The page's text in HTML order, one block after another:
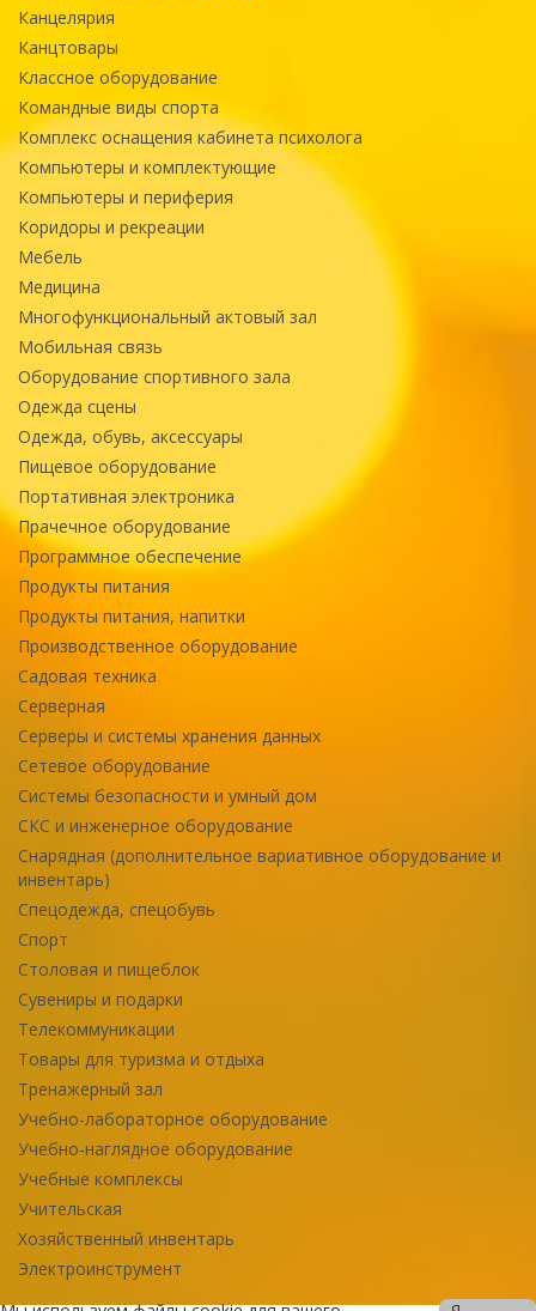
Канцелярия
Канцтовары
Классное оборудование
Командные виды спорта
Комплекс оснащения кабинета психолога
Компьютеры и комплектующие
Компьютеры и периферия
Коридоры и рекреации
Мебель
Медицина
Многофункциональный актовый зал
Мобильная связь
Оборудование спортивного зала
Одежда сцены
Одежда, обувь, аксессуары
Пищевое оборудование
Портативная электроника
Прачечное оборудование
Программное обеспечение
Продукты питания
Продукты питания, напитки
Производственное оборудование
Садовая техника
Серверная
Серверы и системы хранения данных
Сетевое оборудование
Системы безопасности и умный дом
СКС и инженерное оборудование
Снарядная (дополнительное вариативное оборудование и
инвентарь)
Спецодежда, спецобувь
Спорт
Столовая и пищеблок
Сувениры и подарки
Телекоммуникации
Товары для туризма и отдыха
Тренажерный зал
Учебно-лабораторное оборудование
Учебно-наглядное оборудование
Учебные комплексы
Учительская
Хозяйственный инвентарь
Электроинструмент